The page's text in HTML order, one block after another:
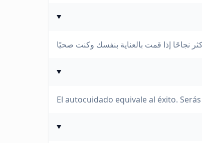
El autocuidado equivale al éxito.